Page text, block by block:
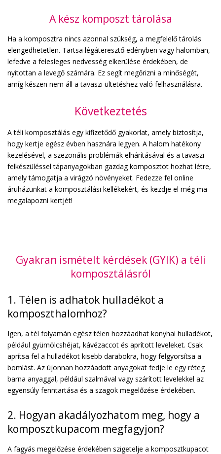
A kész komposzt tárolása
Ha a komposztra nincs azonnal szükség, a megfelelő tárolás
elengedhetetlen. Tartsa légáteresztő edényben vagy halomban,
lefedve a felesleges nedvesség elkerülése érdekében, de
nyitottan a levegő számára. Ez segít megőrizni a minőségét,
amíg készen nem áll a tavaszi ültetéshez való felhasználásra.
Következtetés
A téli komposztálás egy kifizetődő gyakorlat, amely biztosítja,
hogy kertje egész évben hasznára legyen. A halom hatékony
kezelésével, a szezonális problémák elhárításával és a tavaszi
felkészüléssel tápanyagokban gazdag komposztot hozhat létre,
amely támogatja a virágzó növényeket. Fedezze fel online
áruházunkat a komposztálási kellékekért, és kezdje el még ma
megalapozni kertjét!
Gyakran ismételt kérdések (GYIK) a téli
komposztálásról
1. Télen is adhatok hulladékot a
komposzthalomhoz?
Igen, a tél folyamán egész télen hozzáadhat konyhai hulladékot,
például gyümölcshéjat, kávézaccot és aprított leveleket. Csak
aprítsa fel a hulladékot kisebb darabokra, hogy felgyorsítsa a
bomlást. Az újonnan hozzáadott anyagokat fedje le egy réteg
barna anyaggal, például szalmával vagy szárított levelekkel az
egyensúly fenntartása és a szagok megelőzése érdekében.
2. Hogyan akadályozhatom meg, hogy a
komposztkupacom megfagyjon?
A fagyás megelőzése érdekében szigetelje a komposztkupacot